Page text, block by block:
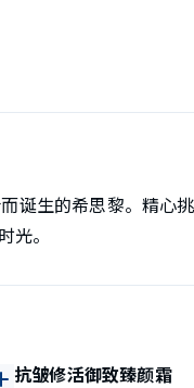
诞生的希思黎。精心
。
抗皱修活御致臻颜霜